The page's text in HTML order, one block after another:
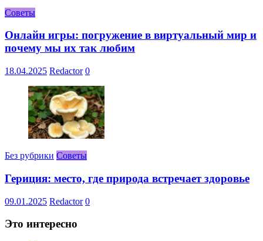
Советы
Онлайн игры: погружение в виртуальный мир и
почему мы их так любим
18.04.2025 Redactor 0
Без рубрики Советы
Гериция: место, где природа встречает здоровье
09.01.2025 Redactor 0
Это интересно